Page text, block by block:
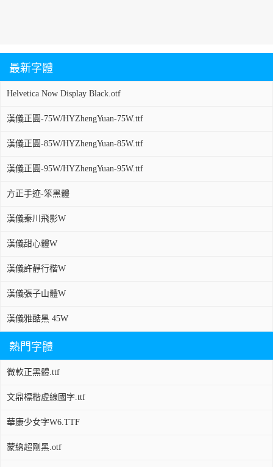
最新字體
Helvetica Now Display Black.otf
漢儀正圓-75W/HYZhengYuan-75W.ttf
漢儀正圓-85W/HYZhengYuan-85W.ttf
漢儀正圓-95W/HYZhengYuan-95W.ttf
方正手迹-笨黑體
漢儀秦川飛影W
漢儀甜心體W
漢儀許靜行楷W
漢儀張子山體W
漢儀雅酷黑 45W
熱門字體
微軟正黑體.ttf
文鼎標楷虛線國字.ttf
華康少女字W6.TTF
蒙納超剛黑.otf